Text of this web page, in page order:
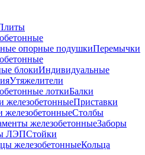
опорные подушкиПеремычки
блокиИндивидуальные
Утяжелители
лоткиБалки
железобетонныеПриставки
железобетонныеСтолбы
железобетонныеЗаборы
ЛЭПСтойки
железобетонныеКольца